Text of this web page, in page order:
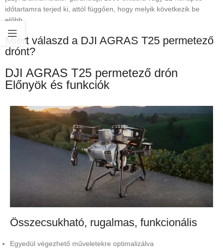
időtartamra terjed ki, attól függően, hogy melyik következik be
előbb.
Miért válaszd a DJI AGRAS T25 permetező
drónt?
DJI AGRAS T25 permetező drón
Előnyök és funkciók
Összecsukható, rugalmas, funkcionális
Egyedül végezhető műveletekre optimalizálva